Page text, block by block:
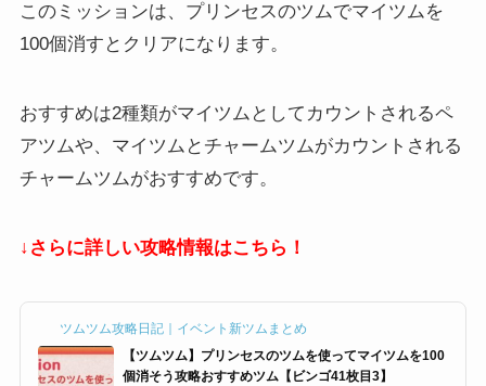
このミッションは、プリンセスのツムでマイツムを
100個消すとクリアになります。
おすすめは2種類がマイツムとしてカウントされるペ
アツムや、マイツムとチャームツムがカウントされる
チャームツムがおすすめです。
↓さらに詳しい攻略情報はこちら！
ツムツム攻略日記｜イベント新ツムまとめ
【ツムツム】プリンセスのツムを使ってマイツムを100
個消そう攻略おすすめツム【ビンゴ41枚目3】